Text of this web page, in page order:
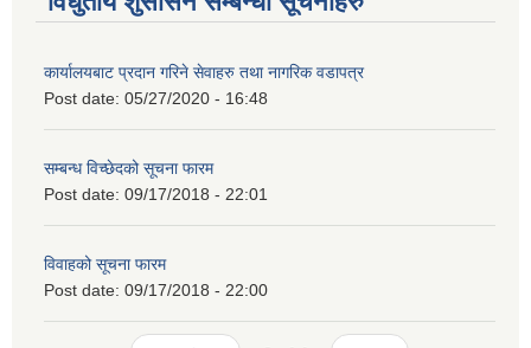
कार्यालयबाट प्रदान गरिने सेवाहरु तथा नागरिक वडापत्र
Post date: 05/27/2020 - 16:48
सम्बन्ध विच्छेदको सूचना फारम
Post date: 09/17/2018 - 22:01
विवाहको सूचना फारम
Post date: 09/17/2018 - 22:00